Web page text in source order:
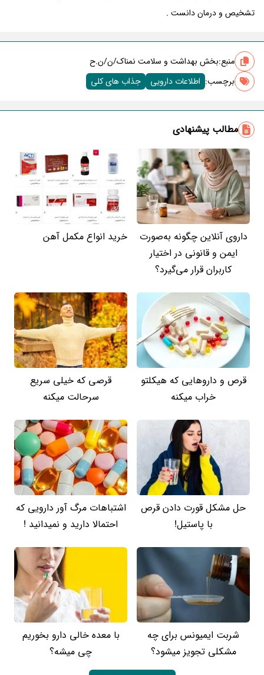
تشخیص و درمان دانست .
منبع:بخش بهداشت و سلامت نمناک/ن/ن.ح
برچسب‌: اطلاعات دارویی جذاب های کلی
مطالب پیشنهادی
داروی آنلاین چگونه به‌صورت
ایمن و قانونی در اختیار
کاربران قرار می‌گیرد؟
خرید انواع مکمل آهن
قرص و داروهایی که هیکلتو
خراب میکنه
قرصی که خیلی سریع
سرحالت میکنه
حل مشکل قورت دادن قرص
با پاستیل!
اشتباهات مرگ آور دارویی که
احتمالا دارید و نمیدانید !
شربت ایمیونس برای چه
مشکلی تجویز میشود؟
با معده خالی دارو بخوریم
چی میشه؟